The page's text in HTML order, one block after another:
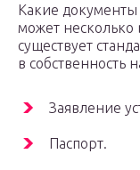
Какие
может несколько
существует
в собственность
Заявление
Паспорт.